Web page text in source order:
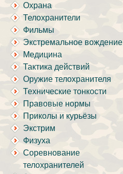
Охрана
Телохранители
Фильмы
Экстремальное вождение
Медицина
Тактика действий
Оружие телохранителя
Технические тонкости
Правовые нормы
Приколы и курьёзы
Экстрим
Физуха
Соревнование
телохранителей